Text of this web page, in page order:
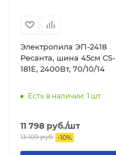
Электропила ЭП-2418
Ресанта, шина 45см CS-
181E, 2400Вт, 70/10/14
Есть в наличии: 1 шт.
11 798 руб./шт
13 109руб. -10%